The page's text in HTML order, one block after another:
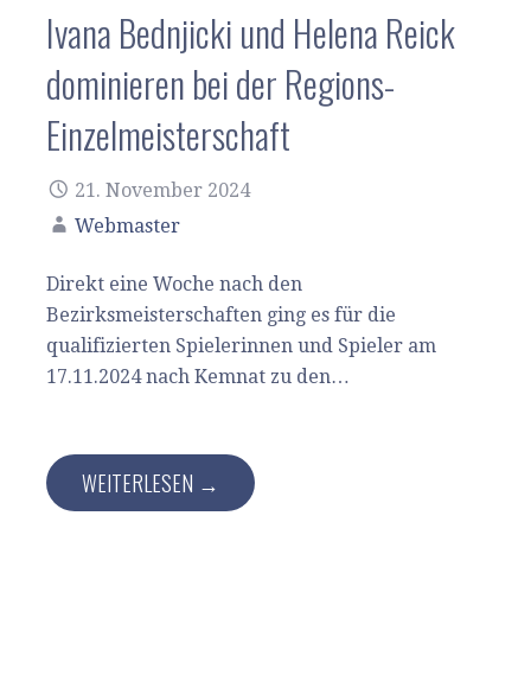
Ivana Bednjicki und Helena Reick
dominieren bei der Regions-
Einzelmeisterschaft
21. November 2024
Webmaster
Direkt eine Woche nach den
Bezirksmeisterschaften ging es für die
qualifizierten Spielerinnen und Spieler am
17.11.2024 nach Kemnat zu den…
WEITERLESEN →